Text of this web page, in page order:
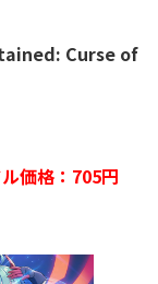
Curse of
価格：705円